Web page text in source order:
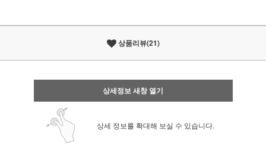
상품리뷰(21)
상세정보 새창 열기
상세 정보를 확대해 보실 수 있습니다.